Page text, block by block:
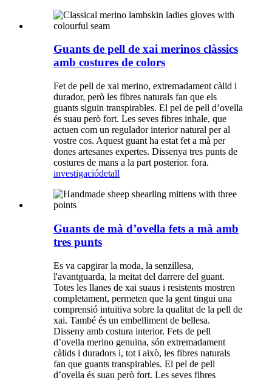
Guants de pell de xai merinos clàssics
amb costures de colors
Fet de pell de xai merino, extremadament càlid i
durador, però les fibres naturals fan que els
guants siguin transpirables. El pel de pell d’ovella
és suau però fort. Les seves fibres inhale, que
actuen com un regulador interior natural per al
vostre cos. Aquest guant ha estat fet a mà per
dones artesanes expertes. Dissenya tres punts de
costures de mans a la part posterior. fora.
investigaciódetall
Guants de mà d’ovella fets a mà amb
tres punts
Es va capgirar la moda, la senzillesa,
l'avantguarda, la meitat del darrere del guant.
Totes les llanes de xai suaus i resistents mostren
completament, permeten que la gent tingui una
comprensió intuïtiva sobre la qualitat de la pell de
xai. També és un embelliment de bellesa.
Disseny amb costura interior. Fets de pell
d’ovella merino genuïna, són extremadament
càlids i duradors i, tot i això, les fibres naturals
fan que guants transpirables. El pel de pell
d’ovella és suau però fort. Les seves fibres